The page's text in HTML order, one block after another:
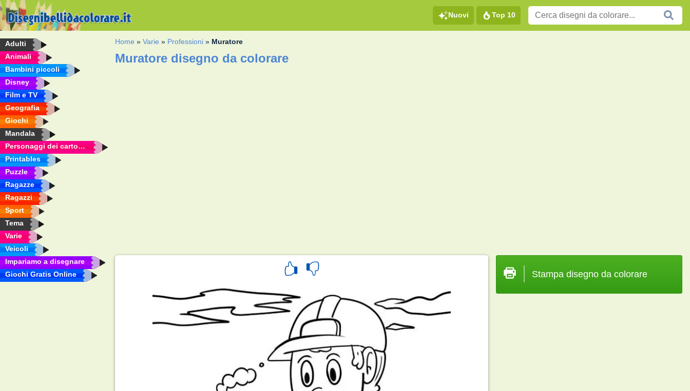
Nuovi Top 10
Adulti
Animali
Bambini piccoli
Disney
Film e TV
Geografia
Giochi
Mandala
Personaggi dei cartoni animati
Printables
Puzzle
Ragazze
Ragazzi
Sport
Tema
Varie
Veicoli
Impariamo a disegnare
Giochi Gratis Online
Home »Varie » Professioni » Muratore
Muratore disegno da colorare
Stampa disegno da colorare